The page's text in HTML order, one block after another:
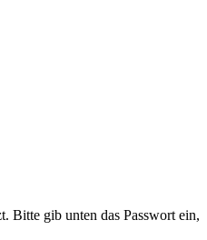
Bitte gib unten das Passwort ein,